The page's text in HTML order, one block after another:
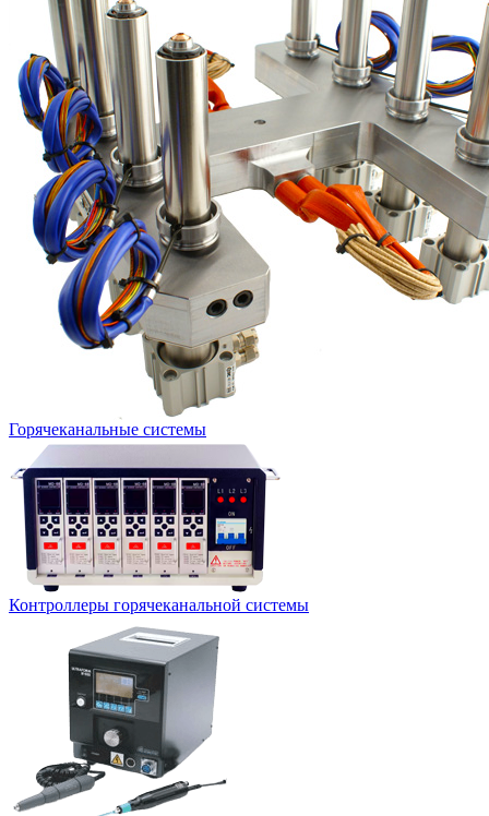
Горячеканальные системы
Контроллеры горячеканальной системы